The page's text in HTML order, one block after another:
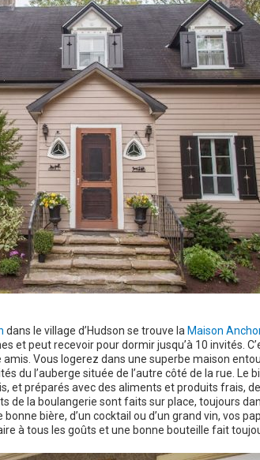
dans le village d’Hudson se trouve la Maison
et peut recevoir pour dormir jusqu’à 10 invités.
Vous logerez dans une superbe maison
du l’auberge située de l’autre côté de la rue. Le
et préparés avec des aliments et produits frais,
de la boulangerie sont faits sur place, toujours
bière, d’un cocktail ou d’un grand vin, vos
à tous les goûts et une bonne bouteille fait